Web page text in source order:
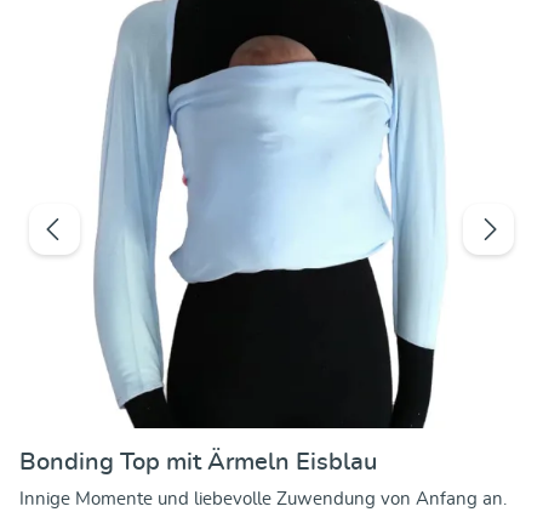
Bonding Top mit Ärmeln Eisblau
Innige Momente und liebevolle Zuwendung von Anfang an.